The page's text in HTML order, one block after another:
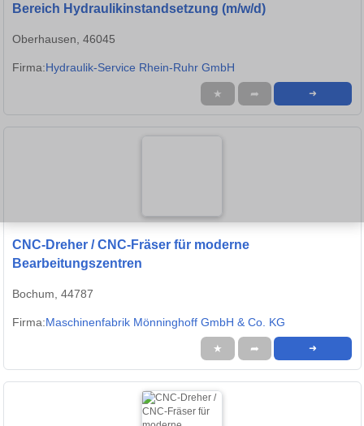
Bereich Hydraulikinstandsetzung (m/w/d)
Oberhausen, 46045
Firma:Hydraulik-Service Rhein-Ruhr GmbH
★ ➦ ➜
CNC-Dreher / CNC-Fräser für moderne
Bearbeitungszentren
Bochum, 44787
Firma:Maschinenfabrik Mönninghoff GmbH & Co. KG
★ ➦ ➜